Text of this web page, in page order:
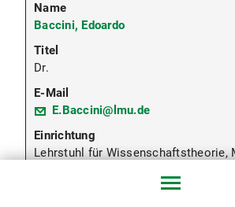
Baccini, Edoardo
Dr.
E.Baccini@lmu.de
Lehrstuhl für Wissenschaftstheorie,